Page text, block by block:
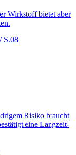
Wirkstoff bietet aber
S.08
Risiko braucht
eine Langzeit-